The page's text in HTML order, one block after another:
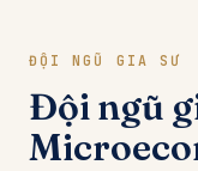
ĐỘI NGŨ GIA SƯ
Đội ngũ